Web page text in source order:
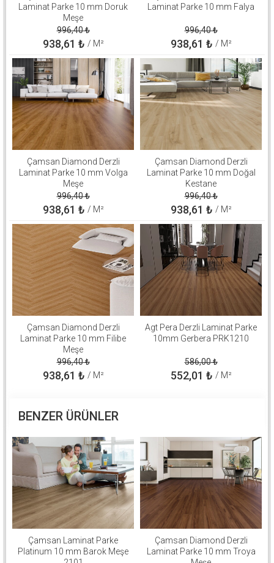
Laminat Parke 10 mm Doruk
Meşe
996,40₺
938,61 ₺ / M²
Laminat Parke 10 mm Falya
996,40₺
938,61 ₺ / M²
Çamsan Diamond Derzli
Laminat Parke 10 mm Volga
Meşe
996,40₺
938,61 ₺ / M²
Çamsan Diamond Derzli
Laminat Parke 10 mm Doğal
Kestane
996,40₺
938,61 ₺ / M²
Çamsan Diamond Derzli
Laminat Parke 10 mm Filibe
Meşe
996,40₺
938,61 ₺ / M²
Agt Pera Derzli Laminat Parke
10mm Gerbera PRK1210
586,00₺
552,01 ₺ / M²
BENZER ÜRÜNLER
Çamsan Laminat Parke
Platinum 10 mm Barok Meşe
Çamsan Diamond Derzli
Laminat Parke 10 mm Troya